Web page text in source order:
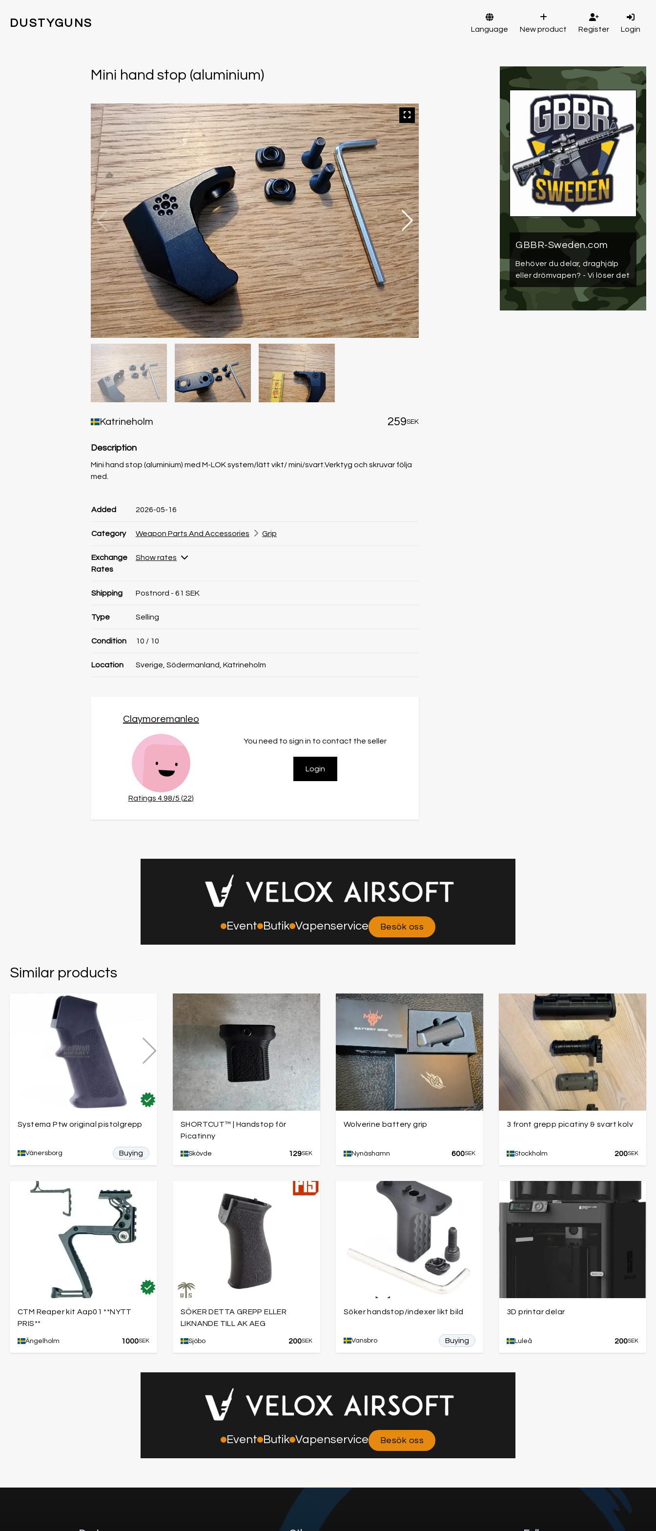
DUSTYGUNS Language New product Register Login
Mini hand stop (aluminium)
Katrineholm 259SEK
Description
Mini hand stop (aluminium) med M-LOK system/lätt vikt/ mini/svart.Verktyg och skruvar följa
med.
Added 2026-05-16
Category Weapon Parts And Accessories Grip
Exchange
Rates
Show rates
Shipping Postnord - 61 SEK
Type Selling
Condition 10 / 10
Location Sverige, Södermanland, Katrineholm
Claymoremanleo
Ratings 4.98/5 (22)
You need to sign in to contact the seller
Login
GBBR-Sweden.com
Behöver du delar, draghjälp
eller drömvapen? - Vi löser det
Event Butik Vapenservice Besök oss
Similar products
Systema Ptw original pistolgrepp
Vänersborg Buying
SHORTCUT™ | Handstop för
Picatinny
Skövde 129SEK
Wolverine battery grip
Nynäshamn 600SEK
3 front grepp picatiny & svart kolv
Stockholm 200SEK
CTM Reaper kit Aap01 **NYTT
PRIS**
Ängelholm 1000SEK
SÖKER DETTA GREPP ELLER
LIKNANDE TILL AK AEG
Sjöbo 200SEK
Söker handstop/indexer likt bild
Vansbro Buying
3D printar delar
Luleå 200SEK
Event Butik Vapenservice Besök oss